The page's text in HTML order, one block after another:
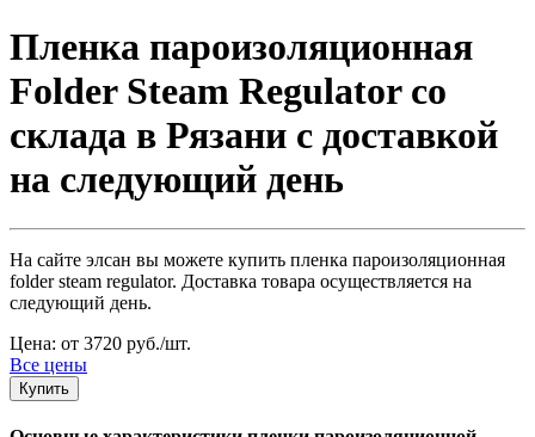
Пленка пароизоляционная
Folder Steam Regulator со
склада в Рязани с доставкой
на следующий день
На сайте элсан вы можете купить пленка пароизоляционная
folder steam regulator. Доставка товара осуществляется на
следующий день.
Цена: от 3720 руб./шт.
Все цены
Купить